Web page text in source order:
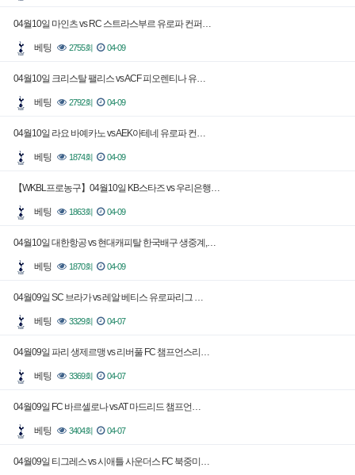
04월10일 마인츠 vs RC 스트라스부르 유로파 컨퍼…
베팅 2755회 04-09
04월10일 크리스탈 팰리스 vs ACF 피오렌티나 유…
베팅 2792회 04-09
04월10일 라요 바예카노 vs AEK아테네 유로파 컨…
베팅 1874회 04-09
【WKBL프로농구】04월10일 KB스타즈 vs 우리은행…
베팅 1863회 04-09
04월10일 대한항공 vs 현대캐피탈 한국배구 생중계,…
베팅 1870회 04-09
04월09일 SC 브라가 vs 레알 베티스 유로파리그 …
베팅 3329회 04-07
04월09일 파리 생제르맹 vs 리버풀 FC 챔프언스리…
베팅 3369회 04-07
04월09일 FC 바르셀로나 vs AT 마드리드 챔프언…
베팅 3404회 04-07
04월09일 티그레스 vs 시애틀 사운더스 FC 북중미…